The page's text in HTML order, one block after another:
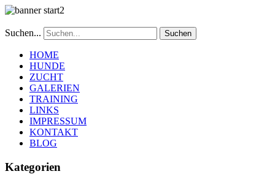
Suchen... Suchen
HOME
HUNDE
ZUCHT
GALERIEN
TRAINING
LINKS
IMPRESSUM
KONTAKT
BLOG
Kategorien